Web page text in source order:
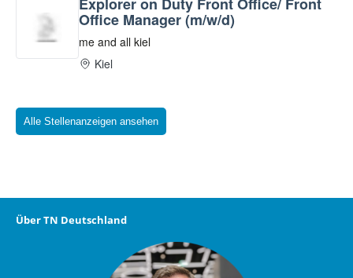
Alle Stellenanzeigen ansehen
Über TN Deutschland